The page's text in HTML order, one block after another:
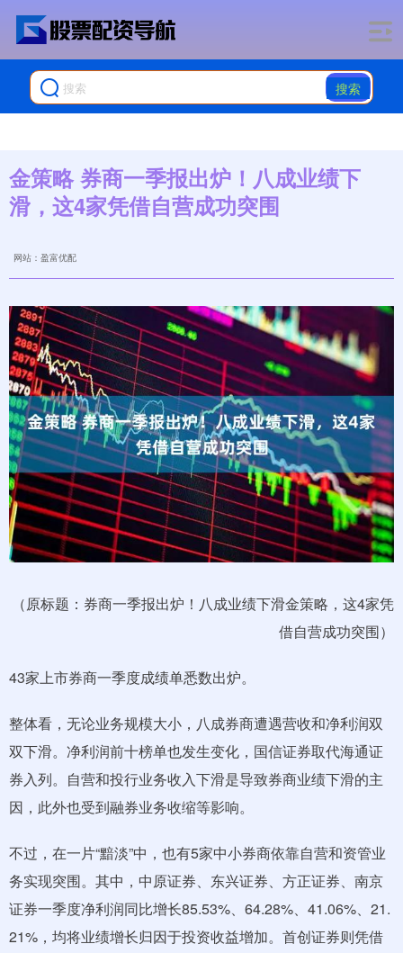
搜索
金策略 券商一季报出炉！八成业绩下
滑，这4家凭借自营成功突围
网站：盈富优配
（原标题：券商一季报出炉！八成业绩下滑金策略，这4家凭
借自营成功突围）
43家上市券商一季度成绩单悉数出炉。
整体看，无论业务规模大小，八成券商遭遇营收和净利润双
双下滑。净利润前十榜单也发生变化，国信证券取代海通证
券入列。自营和投行业务收入下滑是导致券商业绩下滑的主
因，此外也受到融券业务收缩等影响。
不过，在一片“黯淡”中，也有5家中小券商依靠自营和资管业
务实现突围。其中，中原证券、东兴证券、方正证券、南京
证券一季度净利润同比增长85.53%、64.28%、41.06%、21.
21%，均将业绩增长归因于投资收益增加。首创证券则凭借